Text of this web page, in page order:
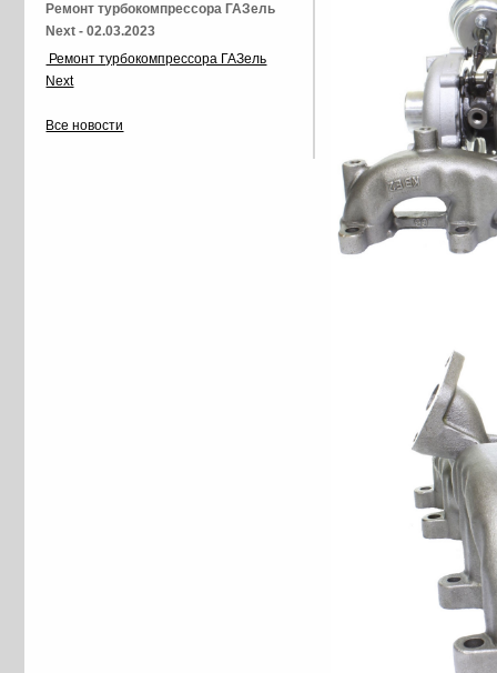
Ремонт турбокомпрессора ГАЗель
Next - 02.03.2023
Ремонт турбокомпрессора ГАЗель
Next
Все новости